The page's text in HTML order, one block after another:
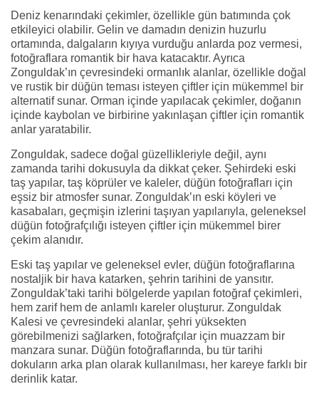
Deniz kenarındaki çekimler, özellikle gün batımında çok
etkileyici olabilir. Gelin ve damadın denizin huzurlu
ortamında, dalgaların kıyıya vurduğu anlarda poz vermesi,
fotoğraflara romantik bir hava katacaktır. Ayrıca
Zonguldak’ın çevresindeki ormanlık alanlar, özellikle doğal
ve rustik bir düğün teması isteyen çiftler için mükemmel bir
alternatif sunar. Orman içinde yapılacak çekimler, doğanın
içinde kaybolan ve birbirine yakınlaşan çiftler için romantik
anlar yaratabilir.
Zonguldak, sadece doğal güzellikleriyle değil, aynı
zamanda tarihi dokusuyla da dikkat çeker. Şehirdeki eski
taş yapılar, taş köprüler ve kaleler, düğün fotoğrafları için
eşsiz bir atmosfer sunar. Zonguldak’ın eski köyleri ve
kasabaları, geçmişin izlerini taşıyan yapılarıyla, geleneksel
düğün fotoğrafçılığı isteyen çiftler için mükemmel birer
çekim alanıdır.
Eski taş yapılar ve geleneksel evler, düğün fotoğraflarına
nostaljik bir hava katarken, şehrin tarihini de yansıtır.
Zonguldak’taki tarihi bölgelerde yapılan fotoğraf çekimleri,
hem zarif hem de anlamlı kareler oluşturur. Zonguldak
Kalesi ve çevresindeki alanlar, şehri yüksekten
görebilmenizi sağlarken, fotoğrafçılar için muazzam bir
manzara sunar. Düğün fotoğraflarında, bu tür tarihi
dokuların arka plan olarak kullanılması, her kareye farklı bir
derinlik katar.